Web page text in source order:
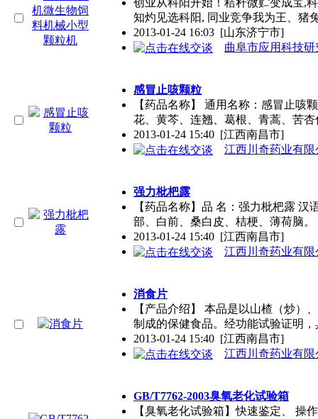
创业从科阳开始！秸秆微贮变成宝,
知灼见选科阳, 同业竞争我为王、猪
2013-01-24 16:03 [山东济宁市]
曲阜市应用科技研
感冒止咳颗粒
【药品名称】 通用名称：感冒止咳
花、黄芩、连翘、葛根、青蒿、苦杏
2013-01-24 15:40 [江西南昌市]
江西川奇药业有限
强力枇杷露
【药品名称】品 名：强力枇杷露 汉
部、白前、桑白皮、桔梗、薄荷脑。
2013-01-24 15:40 [江西南昌市]
江西川奇药业有限
消食片
【产品介绍】 本品是以山楂（炒）
制成的保健食品。经功能试验证明，
2013-01-24 15:40 [江西南昌市]
江西川奇药业有限
GB/T7762-2003臭氧老化试验箱
【臭氧老化试验箱】快速鉴定、 操